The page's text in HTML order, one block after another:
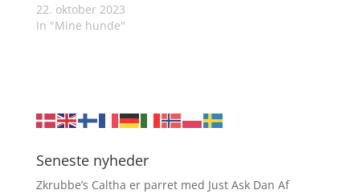
22. oktober 2023
In "Mine hunde"
Seneste nyheder
Zkrubbe’s Caltha er parret med Just Ask Dan Af